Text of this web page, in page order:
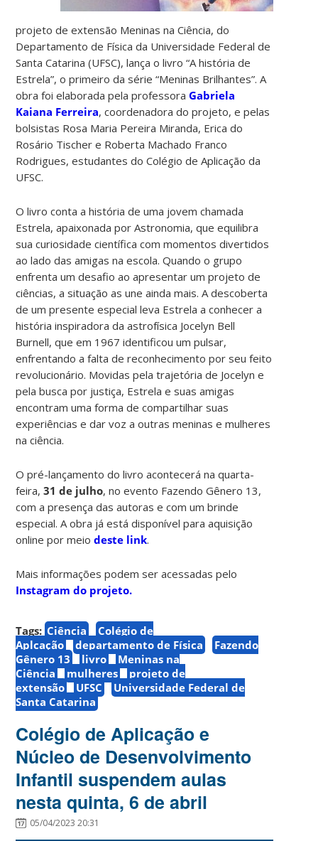
projeto de extensão Meninas na Ciência,do
Departamento de Física da Universidade Federal de
Santa Catarina (UFSC), lança o livro “A história de
Estrela”, o primeiro da série “Meninas Brilhantes”. A
obra foi elaborada pela professoraGabriela
Kaiana Ferreira, coordenadora do projeto, e pelas
bolsistas Rosa Maria Pereira Miranda, Erica do
Rosário Tischer e Roberta Machado Franco
Rodrigues, estudantes do Colégio de Aplicação da
UFSC.
O livro conta a história de uma jovem chamada
Estrela, apaixonada por Astronomia, que equilibra
sua curiosidade científica com momentos divertidos
ao lado das amigas na escola. Quando o grupo
enfrenta um desafio ao apresentar um projeto de
ciências, a situação as une ainda mais. A descoberta
de um presente especial leva Estrela a conhecer a
história inspiradora da astrofísica Jocelyn Bell
Burnell, que em 1967 identificou um pulsar,
enfrentando a falta de reconhecimento por seu feito
revolucionário. Movidas pela trajetória de Jocelyn e
pela busca por justiça, Estrela e suas amigas
encontram uma forma de compartilhar suas
experiências e dar voz a outras meninas e mulheres
na ciência.
O pré-lançamento do livro acontecerá na quarta-
feira, 31 de julho, no evento Fazendo Gênero 13,
com a presença das autoras e com um brinde
especial. A obra já está disponível para aquisição
online por meiodeste link.
Mais informações podem ser acessadas pelo
Instagram do projeto.
Tags: Ciência
Colégio de
Aplcação
departamento de Física
Fazendo
Gênero 13
livro
Meninas na
Ciência
mulheres
projeto de
extensão
UFSC
Universidade Federal de
Santa Catarina
Colégio de Aplicação e
Núcleo de Desenvolvimento
Infantil suspendem aulas
nesta quinta, 6 de abril
05/04/2023 20:31